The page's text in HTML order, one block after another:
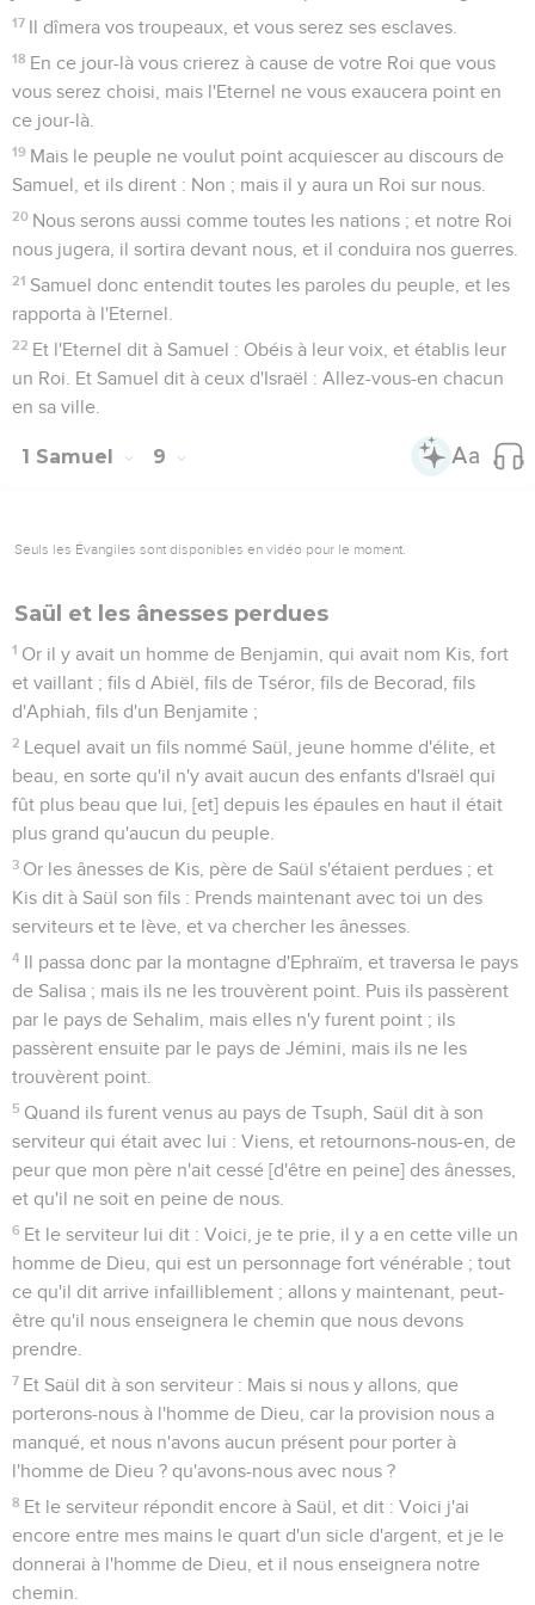
17 Il dîmera vos troupeaux, et vous serez ses esclaves.
18 En ce jour-là vous crierez à cause de votre Roi que vous
vous serez choisi, mais l'Eternel ne vous exaucera point en
ce jour-là.
19 Mais le peuple ne voulut point acquiescer au discours de
Samuel, et ils dirent : Non ; mais il y aura un Roi sur nous.
20 Nous serons aussi comme toutes les nations ; et notre Roi
nous jugera, il sortira devant nous, et il conduira nos guerres.
21 Samuel donc entendit toutes les paroles du peuple, et les
rapporta à l'Eternel.
22 Et l'Eternel dit à Samuel : Obéis à leur voix, et établis leur
un Roi. Et Samuel dit à ceux d'Israël : Allez-vous-en chacun
en sa ville.
1 Samuel 9
Seuls les Évangiles sont disponibles en vidéo pour le moment.
Saül et les ânesses perdues
1 Or il y avait un homme de Benjamin, qui avait nom Kis, fort
et vaillant ; fils d Abiël, fils de Tséror, fils de Becorad, fils
d'Aphiah, fils d'un Benjamite ;
2 Lequel avait un fils nommé Saül, jeune homme d'élite, et
beau, en sorte qu'il n'y avait aucun des enfants d'Israël qui
fût plus beau que lui, [et] depuis les épaules en haut il était
plus grand qu'aucun du peuple.
3 Or les ânesses de Kis, père de Saül s'étaient perdues ; et
Kis dit à Saül son fils : Prends maintenant avec toi un des
serviteurs et te lève, et va chercher les ânesses.
4 Il passa donc par la montagne d'Ephraïm, et traversa le pays
de Salisa ; mais ils ne les trouvèrent point. Puis ils passèrent
par le pays de Sehalim, mais elles n'y furent point ; ils
passèrent ensuite par le pays de Jémini, mais ils ne les
trouvèrent point.
5 Quand ils furent venus au pays de Tsuph, Saül dit à son
serviteur qui était avec lui : Viens, et retournons-nous-en, de
peur que mon père n'ait cessé [d'être en peine] des ânesses,
et qu'il ne soit en peine de nous.
6 Et le serviteur lui dit : Voici, je te prie, il y a en cette ville un
homme de Dieu, qui est un personnage fort vénérable ; tout
ce qu'il dit arrive infailliblement ; allons y maintenant, peut-
être qu'il nous enseignera le chemin que nous devons
prendre.
7 Et Saül dit à son serviteur : Mais si nous y allons, que
porterons-nous à l'homme de Dieu, car la provision nous a
manqué, et nous n'avons aucun présent pour porter à
l'homme de Dieu ? qu'avons-nous avec nous ?
8 Et le serviteur répondit encore à Saül, et dit : Voici j'ai
encore entre mes mains le quart d'un sicle d'argent, et je le
donnerai à l'homme de Dieu, et il nous enseignera notre
chemin.